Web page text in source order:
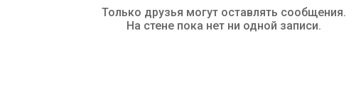
Только друзья могут оставлять сообщения.
На стене пока нет ни одной записи.